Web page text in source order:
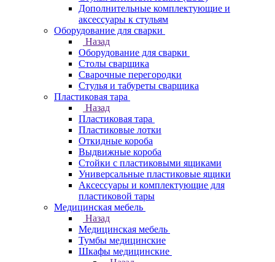
Дополнительные комплектующие и
аксессуары к стульям
Оборудование для сварки
Назад
Оборудование для сварки
Столы сварщика
Сварочные перегородки
Стулья и табуреты сварщика
Пластиковая тара
Назад
Пластиковая тара
Пластиковые лотки
Откидные короба
Выдвижные короба
Стойки с пластиковыми ящиками
Универсальные пластиковые ящики
Аксессуары и комплектующие для
пластиковой тары
Медицинская мебель
Назад
Медицинская мебель
Тумбы медицинские
Шкафы медицинские